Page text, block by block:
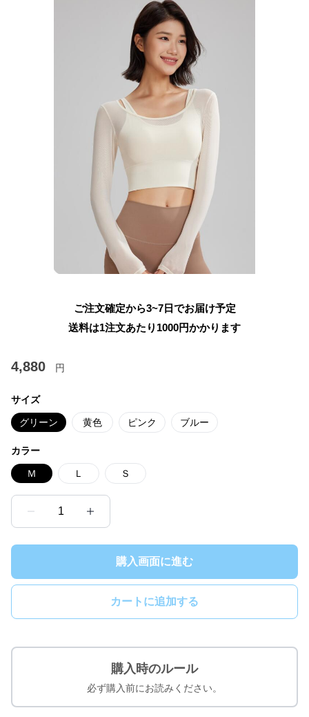
ご注文確定から3~7日でお届け予定
送料は1注文あたり 1000円かかります
4,880 円
サイズ
グリーン 黄色 ピンク ブルー
カラー
Ｍ Ｌ Ｓ
1
購入画面に進む
カートに追加する
購入時のルール
必ず購入前にお読みください。